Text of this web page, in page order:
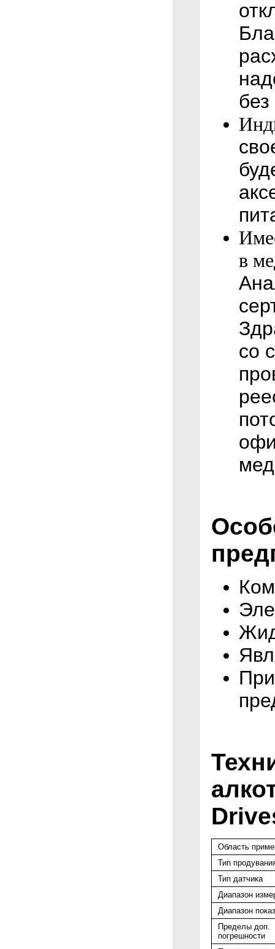
в
со
Область
Тип
Тип датчика
Диапазон
Диапазон
Пределы доп.
погрешности